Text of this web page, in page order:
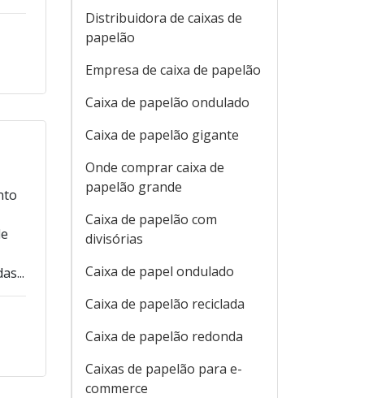
Distribuidora de caixas de
papelão
Empresa de caixa de papelão
Caixa de papelão ondulado
Caixa de papelão gigante
Onde comprar caixa de
papelão grande
Caixa de papelão com
divisórias
Caixa de papel ondulado
Caixa de papelão reciclada
Caixa de papelão redonda
Caixas de papelão para e-
commerce